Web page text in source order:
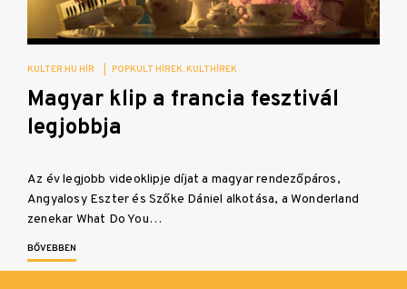
KULTER.HU HÍR POPKULT HÍREK KULTHÍREK
Magyar klip a francia fesztivál
legjobbja
Az év legjobb videoklipje díjat a magyar rendezőpáros,
Angyalosy Eszter és Szőke Dániel alkotása, a Wonderland
zenekar What Do You…
BŐVEBBEN